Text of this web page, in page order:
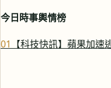
今日時事輿情榜
01 【科技快訊】蘋果加